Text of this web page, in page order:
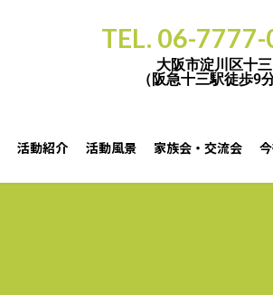
TEL. 06-
大阪市淀川区十三
（阪急十三駅徒歩9分
活動紹介 活動風景 家族会・交流会